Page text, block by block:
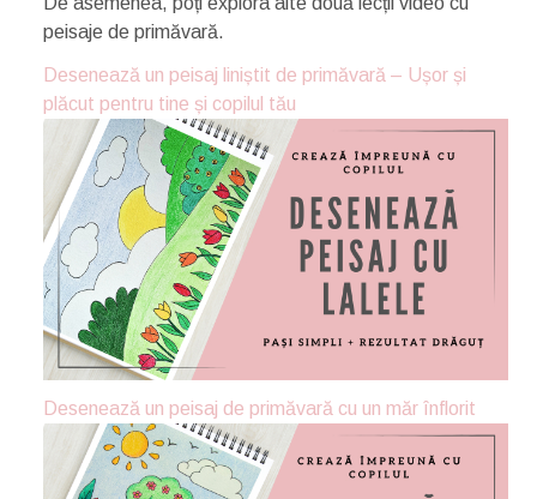
peisaje de primăvară.
Desenează un peisaj liniștit de primăvară – Ușor și
plăcut pentru tine și copilul tău
Desenează un peisaj de primăvară cu un măr înflorit